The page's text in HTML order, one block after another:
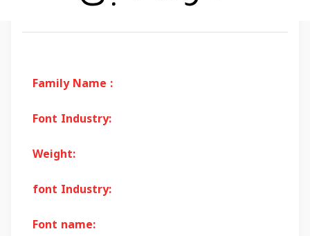
Family Name :
Font Industry:
Weight:
font Industry:
Font name: